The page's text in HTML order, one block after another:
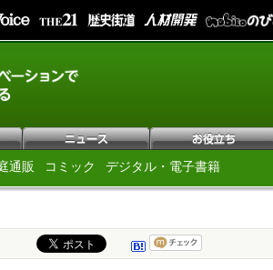
通販 コミック デジタル・電子書籍